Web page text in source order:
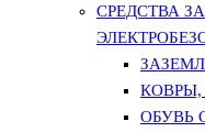
СРЕДСТВА
КОВРЫ,
ОБУВЬ